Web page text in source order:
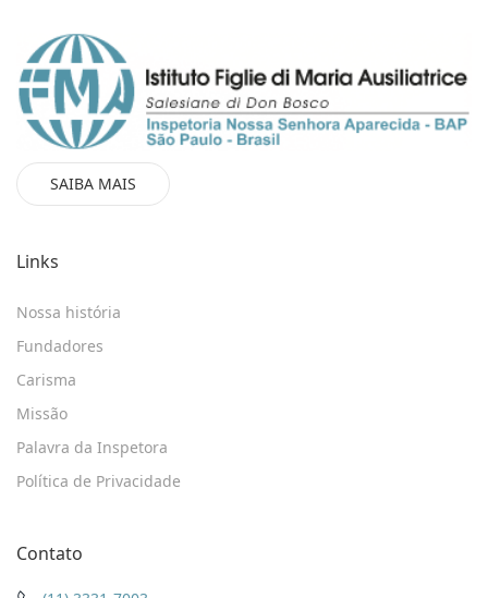
SAIBA MAIS
Links
Nossa história
Fundadores
Carisma
Missão
Palavra da Inspetora
Política de Privacidade
Contato